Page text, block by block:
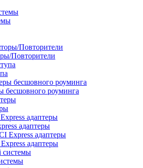
Повторители
бесшовного роуминга
адаптеры
адаптеры